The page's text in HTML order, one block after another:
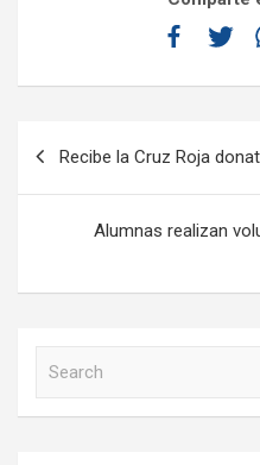
Recibe la Cruz Roja
Alumnas realizan